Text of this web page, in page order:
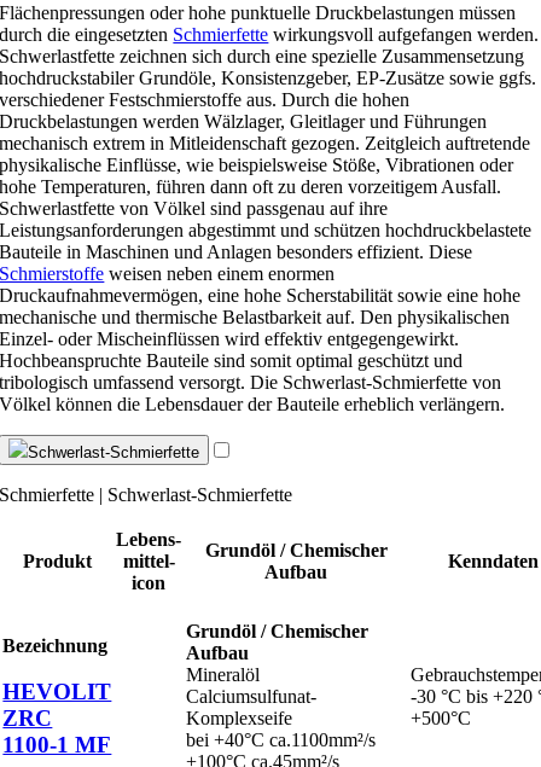
Flächenpressungen oder hohe punktuelle Druckbelastungen müssen
durch die eingesetzten Schmierfette wirkungsvoll aufgefangen werden.
Schwerlastfette zeichnen sich durch eine spezielle Zusammensetzung
hochdruckstabiler Grundöle, Konsistenzgeber, EP-Zusätze sowie ggfs.
verschiedener Festschmierstoffe aus. Durch die hohen
Druckbelastungen werden Wälzlager, Gleitlager und Führungen
mechanisch extrem in Mitleidenschaft gezogen. Zeitgleich auftretende
physikalische Einflüsse, wie beispielsweise Stöße, Vibrationen oder
hohe Temperaturen, führen dann oft zu deren vorzeitigem Ausfall.
Schwerlastfette von Völkel sind passgenau auf ihre
Leistungsanforderungen abgestimmt und schützen hochdruckbelastete
Bauteile in Maschinen und Anlagen besonders effizient. Diese
Schmierstoffe weisen neben einem enormen
Druckaufnahmevermögen, eine hohe Scherstabilität sowie eine hohe
mechanische und thermische Belastbarkeit auf. Den physikalischen
Einzel- oder Mischeinflüssen wird effektiv entgegengewirkt.
Hochbeanspruchte Bauteile sind somit optimal geschützt und
tribologisch umfassend versorgt. Die Schwerlast-Schmierfette von
Völkel können die Lebensdauer der Bauteile erheblich verlängern.
Schwerlast-Schmierfette
Schmierfette | Schwerlast-Schmierfette
Produkt
Lebens­
mittel­
icon
Grundöl / Chemischer
Aufbau
Kenndaten
Bezeichnung
HEVOLIT
ZRC
1100-1 MF
Grundöl / Chemischer
Aufbau
Mineralöl
Calciumsulfunat-
Komplexseife
bei +40°C ca.1100mm²/s
+100°C ca.45mm²/s
-30 °C bis +220
+500°C